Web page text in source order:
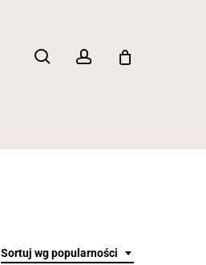
Sortuj wg popularności